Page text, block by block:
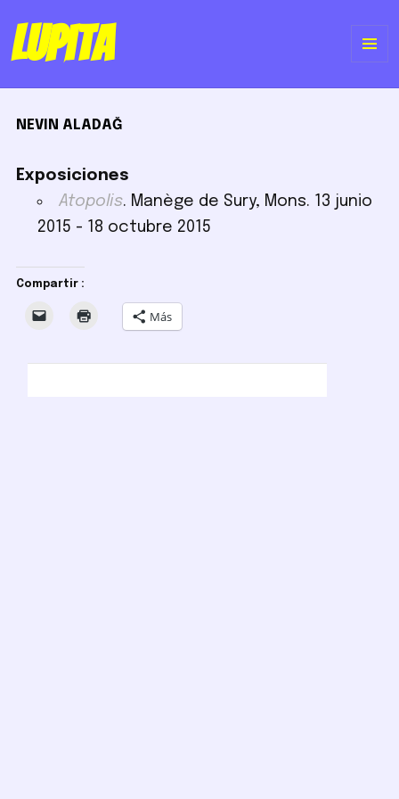
Lupita
NEVIN ALADAĞ
Exposiciones
Atopolis. Manège de Sury, Mons. 13 junio
2015 - 18 octubre 2015
Compartir :
Más